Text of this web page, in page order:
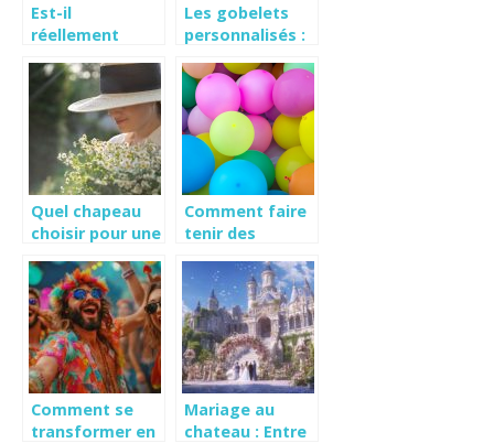
Est-il
réellement
d’avoir recours
aux services
d’un traiteur
pour son
mariage ?
Les gobelets
personnalisés :
solution pour
votre mariage
Quel chapeau
choisir pour une
Comment faire
tenir des
Comment se
transformer en
Mariage au
chateau : Entre